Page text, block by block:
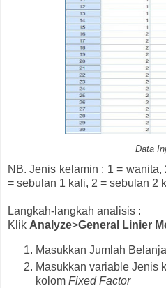
Data
NB. Jenis kelamin : 1 =
= sebulan 1 kali, 2 = sebulan 2
Langkah-langkah analisis :
Klik Analyze>General Linier
Masukkan Jumlah
Masukkan variable Jenis
kolom Fixed Factor